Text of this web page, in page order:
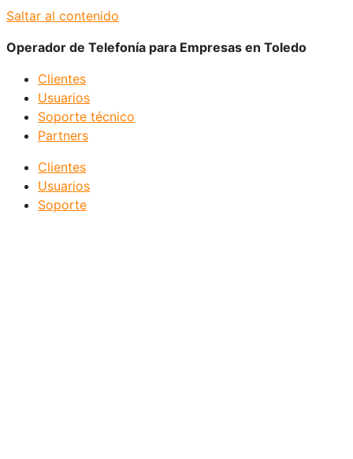
Saltar al contenido
Operador de Telefonía para Empresas en Toledo
Clientes
Usuarios
Soporte técnico
Partners
Clientes
Usuarios
Soporte